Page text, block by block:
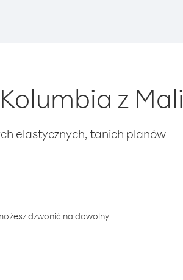
z Mali
elastycznych, tanich planów
dzwonić na dowolny